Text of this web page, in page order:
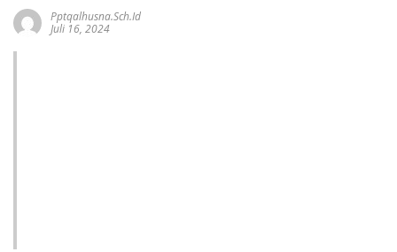
Pptqalhusna.sch.id
Juli 16, 2024